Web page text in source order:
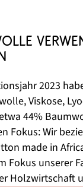
2023
Viskose,
44%
Fokus: Wir
made in
Fokus unserer
Holzwirtschaft